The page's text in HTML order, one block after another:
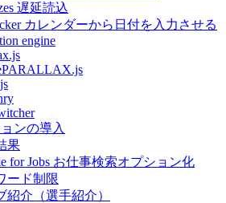
遅延読込
カレンダーから日付を入力させる
engine
ンの導入
果
for Jobs お仕事検索オプション化
ード制限
紹介（選手紹介）